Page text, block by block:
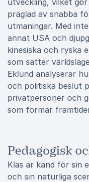
utveckling, vilket
präglad av snabba
utmaningar. Med
annat USA och
kinesiska och ryska
som sätter
Eklund analyserar
och politiska beslut
privatpersoner och
som formar
Pedagogisk
Klas är känd för sin
och sin naturliga